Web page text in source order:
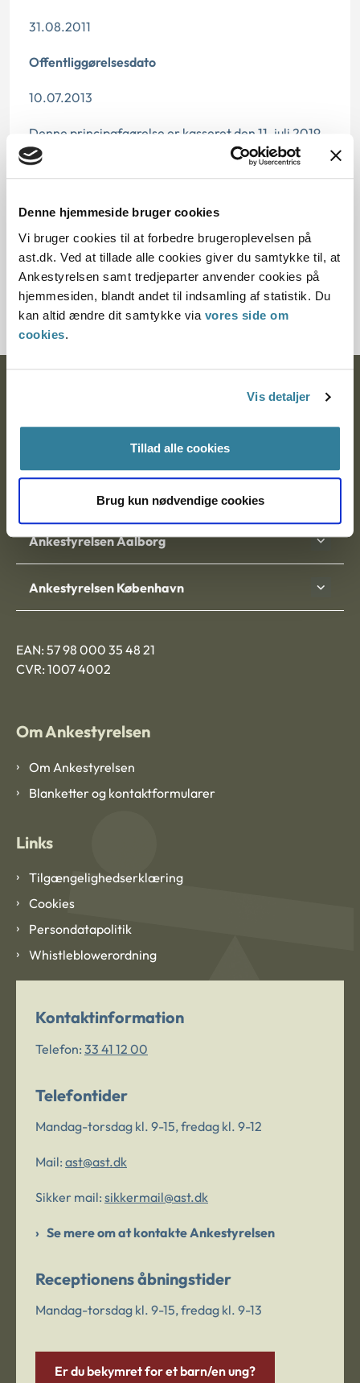
Denne hjemmeside bruger cookies
Vi bruger cookies til at forbedre brugeroplevelsen på
ast.dk. Ved at tillade alle cookies giver du samtykke til, at
Ankestyrelsen samt tredjeparter anvender cookies på
hjemmesiden, blandt andet til indsamling af statistik. Du
kan altid ændre dit samtykke via vores side om
cookies.
Vis detaljer
Tillad alle cookies
Brug kun nødvendige cookies
31.08.2011
Offentliggørelsesdato
10.07.2013
Denne principafgørelse er kasseret den 11. juli 2019,
da den er erstattet af principafgørelse 42-19.
§ 13 § 26 § 11 § 25 § 31 § 30
Journalnummer
2100108-10
Postadresse:
9000 Aalborg
Ankestyrelsen Aalborg
Ankestyrelsen København
EAN: 57 98 000 35 48 21
CVR: 1007 4002
Om Ankestyrelsen
Om Ankestyrelsen
Blanketter og kontaktformularer
Links
Tilgængelighedserklæring
Cookies
Persondatapolitik
Whistleblowerordning
Kontaktinformation
Telefon: 33 41 12 00
Telefontider
Mandag-torsdag kl. 9-15, fredag kl. 9-12
Mail: ast@ast.dk
Sikker mail: sikkermail@ast.dk
Se mere om at kontakte Ankestyrelsen
Receptionens åbningstider
Mandag-torsdag kl. 9-15, fredag kl. 9-13
Er du bekymret for et barn/en ung?